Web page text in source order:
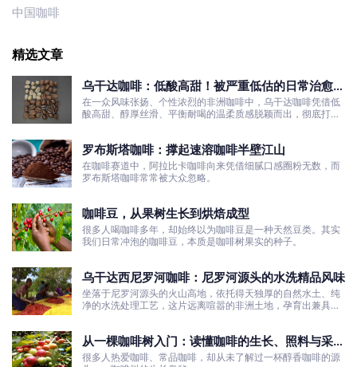
中国咖啡
精选文章
乌干达咖啡：低酸高甜！被严重低估的日常治愈口
粮豆
在一众风味张扬、个性浓烈的非洲咖啡中，乌干达咖啡凭借低
酸高甜、醇厚丝滑、平衡耐喝的温柔质感脱颖而出，彻底打破
罗布斯塔咖啡：撑起速溶咖啡半壁江山
在咖啡赛道中，阿拉比卡咖啡向来凭借细腻口感圈粉无数，而
罗布斯塔咖啡常常被大众忽略。
咖啡豆，从果树生长到烘焙成型
很多人喝咖啡多年，却始终以为咖啡豆是一种天然豆类。其实
我们日常冲泡的咖啡豆，本质是咖啡树果实的种子。
乌干达西尼罗河咖啡：尼罗河源头的水洗精品风味
坐落于尼罗河源头的火山高地，依托得天独厚的自然水土、纯
净的水洗处理工艺，这片远离喧嚣的非洲土地，孕育出兼具干
从一棵咖啡树入门：读懂咖啡的生长、照料与采收
全过程
很多人热爱咖啡、常品咖啡，却从未了解过一杯醇香咖啡的源